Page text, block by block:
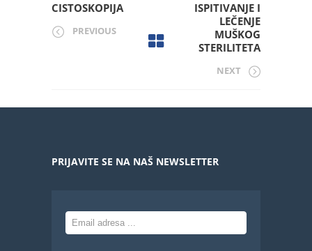
CISTOSKOPIJA
PREVIOUS
ISPITIVANJE I
LEČENJE
MUŠKOG
STERILITETA
NEXT
PRIJAVITE SE NA NAŠ NEWSLETTER